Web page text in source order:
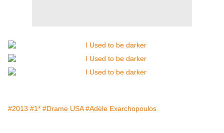
#2013 #1* #Drame USA #Adèle Exarchopoulos